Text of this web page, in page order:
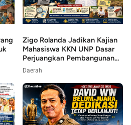
Zigo Rolanda Jadikan Kajian
Mahasiswa KKN UNP Dasar
Perjuangkan Pembangunan...
Daerah